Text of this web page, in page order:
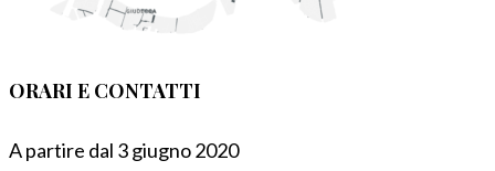
ORARI E CONTATTI
A partire dal 3 giugno 2020